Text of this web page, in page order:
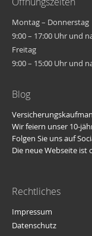
Montag – Donnerstag
9:00 – 17:00 Uhr und
Freitag
9:00 – 15:00 Uhr und
Blog
Wir feiern unser 10-
Folgen Sie uns auf
Die neue Webseite ist
Rechtliches
Impressum
Datenschutz